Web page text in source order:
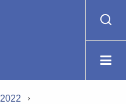
2022